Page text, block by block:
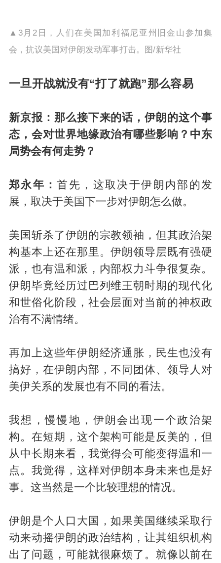
▲3月2日，人们在美国加利福尼亚州旧金山参加集
会，抗议美国对伊朗发动军事打击。图/新华社
一旦开战就没有“打了就跑”那么容易
新京报：那么接下来的话，伊朗的这个事
态，会对世界地缘政治有哪些影响？中东
局势会有何走势？
郑永年：首先，这取决于伊朗内部的发
展，取决于美国下一步对伊朗怎么做。
美国斩杀了伊朗的宗教领袖，但其政治架
构基本上还在那里。伊朗领导层既有强硬
派，也有温和派，内部权力斗争很复杂。
伊朗毕竟经历过巴列维王朝时期的现代化
和世俗化阶段，社会层面对当前的神权政
治有不满情绪。
再加上这些年伊朗经济通胀，民生也没有
搞好，在伊朗内部，不同团体、领导人对
美伊关系的发展也有不同的看法。
我想，慢慢地，伊朗会出现一个政治架
构。在短期，这个架构可能是反美的，但
从中长期来看，我觉得会可能变得温和一
点。我觉得，这样对伊朗本身未来也是好
事。这当然是一个比较理想的情况。
伊朗是个人口大国，如果美国继续采取行
动来动摇伊朗的政治结构，让其组织机构
出了问题，可能就很麻烦了。就像以前在